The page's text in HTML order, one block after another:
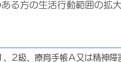
る方の生活行動範囲の拡
2級、療育手帳Ａ又は精神障